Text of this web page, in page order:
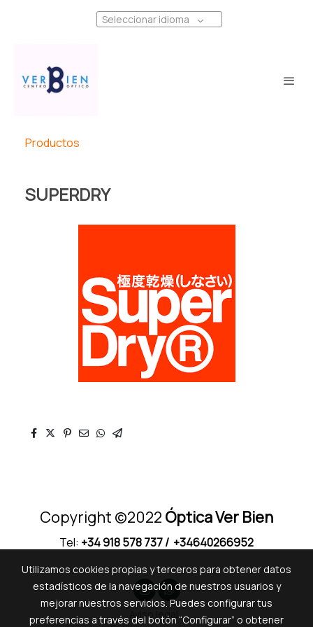
Seleccionar idioma
Productos
SUPERDRY
Copyright ©2022 Óptica Ver Bien
Tel: +34 918 578 737/ +34640266952
Aviso legal
Utilizamos cookies propias y terceros para obtener datos
estadísticos de la navegación de nuestros usuarios y
mejorar nuestros servicios. Puedes configurar tus
preferencias a través del botón “Configurar” o obtener